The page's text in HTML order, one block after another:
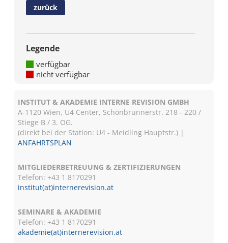
zurück
Legende
verfügbar
nicht verfügbar
INSTITUT & AKADEMIE INTERNE REVISION GMBH
A-1120 Wien, U4 Center, Schönbrunnerstr. 218 - 220 /
Stiege B / 3. OG.
(direkt bei der Station: U4 - Meidling Hauptstr.) |
ANFAHRTSPLAN
MITGLIEDERBETREUUNG & ZERTIFIZIERUNGEN
Telefon: +43 1 8170291
institut(at)internerevision.at
SEMINARE & AKADEMIE
Telefon: +43 18170291
akademie(at)internerevision.at